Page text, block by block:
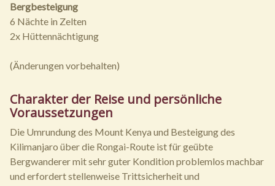
Bergbesteigung
6 Nächte in Zelten
2x Hüttennächtigung
(Änderungen vorbehalten)
Charakter der Reise und persönliche
Voraussetzungen
Die Umrundung des Mount Kenya und Besteigung des
Kilimanjaro über die Rongai-Route ist für geübte
Bergwanderer mit sehr guter Kondition problemlos machbar
und erfordert stellenweise Trittsicherheit und